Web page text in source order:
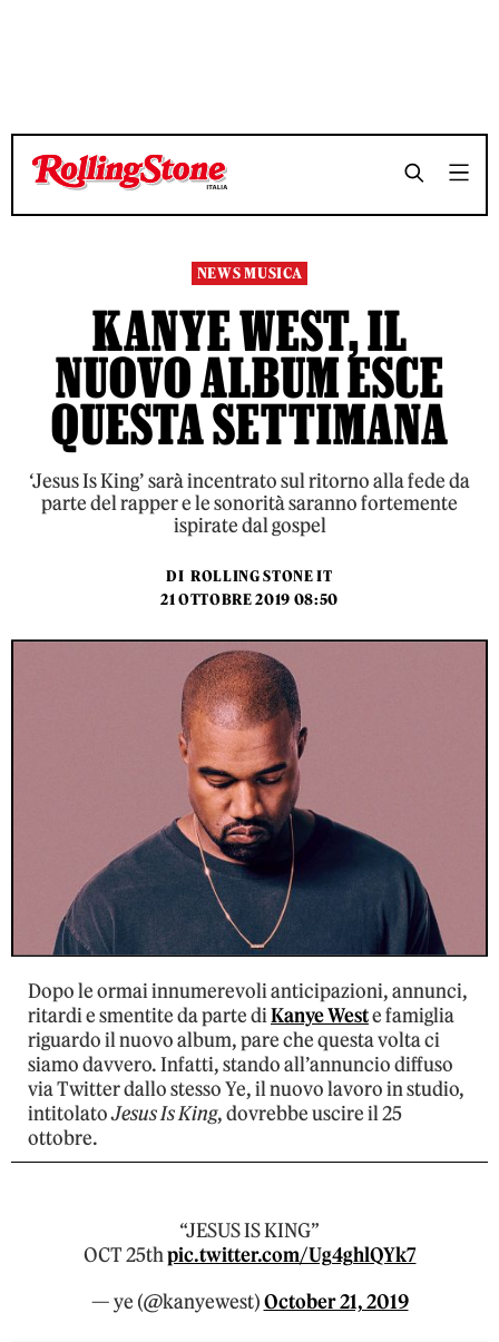
TEMPO DI LETTURA 3 MINUTI SHARE
TEMPO DI LETTURA 3 MINUTI SHARE
NEWS MUSICA
KANYE WEST, IL
NUOVO ALBUM ESCE
QUESTA SETTIMANA
‘Jesus Is King’ sarà incentrato sul ritorno alla fede da
parte del rapper e le sonorità saranno fortemente
ispirate dal gospel
DI ROLLING STONE IT
21 OTTOBRE 2019 08:50
Dopo le ormai innumerevoli anticipazioni, annunci,
ritardi e smentite da parte diKanye Weste famiglia
riguardo il nuovo album, pare che questa volta ci
siamo davvero. Infatti, stando all’annuncio diffuso
via Twitter dallo stesso Ye, il nuovo lavoro in studio,
intitolatoJesus Is King, dovrebbe uscire il 25
ottobre.
“JESUS IS KING”
OCT 25thpic.twitter.com/Ug4ghlQYk7
— ye (@kanyewest)October 21, 2019